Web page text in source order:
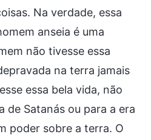
Na verdade, essa
anseia é uma
não tivesse essa
na terra jamais
essa bela vida, não
de Satanás ou para a era
poder sobre a terra. O